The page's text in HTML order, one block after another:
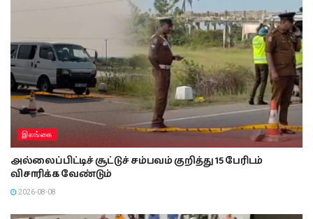
இலங்கை
அல்லைப்பிட்டிச் சூட்டுச் சம்பவம் குறித்து 15 பேரிடம்
விசாரிக்க வேண்டும்
2026-08-08